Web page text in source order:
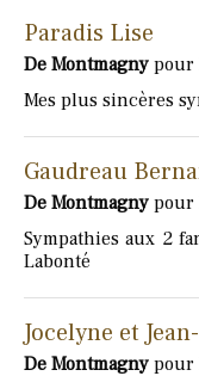
Paradis Lise
De Montmagny pour
Mes plus sincères
Gaudreau
De Montmagny pour
Sympathies aux 2
Labonté
Jocelyne et
De Montmagny pour